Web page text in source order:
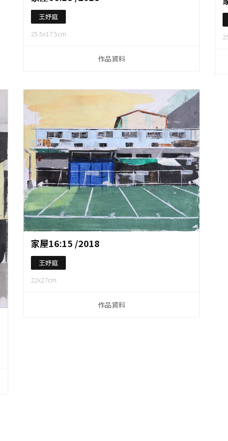
王妤庭
25.5x17.5cm
作品資料
作品資料
家屋16:15 /2018
王妤庭
22x27cm
作品資料